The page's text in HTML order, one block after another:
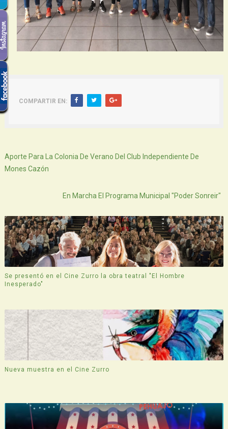
COMPARTIR EN:
Aporte Para La Colonia De Verano Del Club Independiente De
Mones Cazón
En Marcha El Programa Municipal "Poder Sonreir"
Se presentó en el Cine Zurro la obra teatral "El Hombre
Inesperado"
Nueva muestra en el Cine Zurro